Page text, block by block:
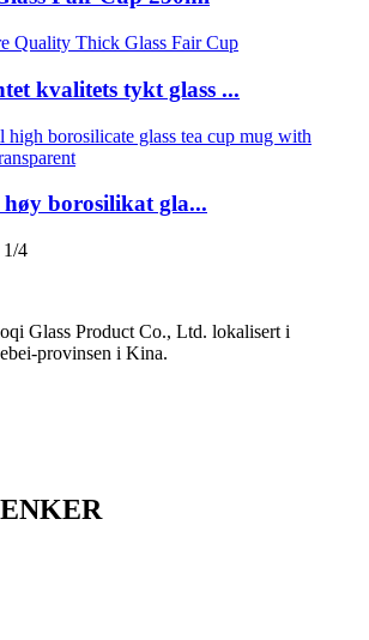
kvalitets tykt glass ...
høy borosilikat gla...
1/4
Glass Product Co., Ltd. lokalisert i
provinsen i Kina.